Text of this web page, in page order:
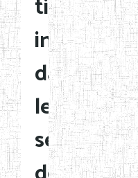
titre
dans
les
services